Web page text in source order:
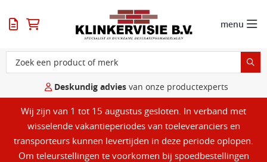
menu
Deskundig advies van onze productexperts
Wij zijn van 1 tot 15 augustus gesloten. In verband met
wisselende vakantieperiodes van toeleveranciers en
transporteurs kunnen levertijden in deze periode oplopen.
Om teleurstellingen te voorkomen bij spoedbestellingen